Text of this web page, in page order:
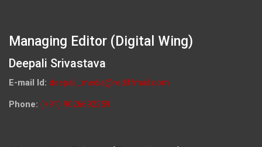
Managing Editor (Digital Wing)
Deepali Srivastava
E-mail Id: deepali_media@rediffmail.com
Phone: (+91) 9026692259